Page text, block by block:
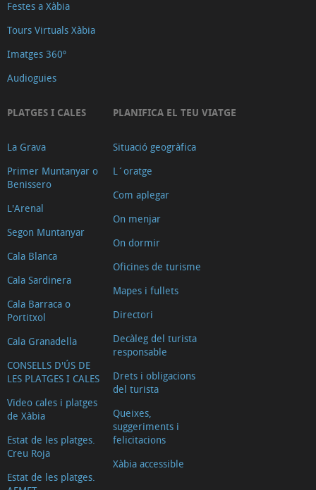
Festes a Xàbia
Tours Virtuals Xàbia
Imatges 360º
Audioguies
PLATGES I CALES
La Grava
Primer Muntanyar o
Benissero
L'Arenal
Segon Muntanyar
Cala Blanca
Cala Sardinera
Cala Barraca o
Portitxol
Cala Granadella
CONSELLS D'ÚS DE
LES PLATGES I CALES
Video cales i platges
de Xàbia
Estat de les platges.
Creu Roja
Estat de les platges.
PLANIFICA EL TEU VIATGE
Situació geogràfica
L´oratge
Com aplegar
On menjar
On dormir
Oficines de turisme
Mapes i fullets
Directori
Decàleg del turista
responsable
Drets i obligacions
del turista
Queixes,
suggeriments i
felicitacions
Xàbia accessible